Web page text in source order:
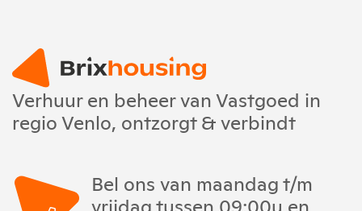
Verhuur en beheer van Vastgoed in
regio Venlo, ontzorgt & verbindt
Bel ons van maandag t/m
vrijdag tussen 09:00u en